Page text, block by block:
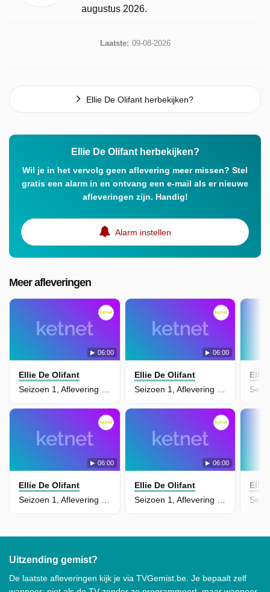
augustus 2026.
Laatste: 09-08-2026
Ellie De Olifant herbekijken?
Ellie De Olifant herbekijken?
Wil je in het vervolg geen aflevering meer missen? Stel
gratis een alarm in en ontvang een e-mail als er nieuwe
afleveringen zijn. Handig!
Alarm instellen
Meer afleveringen
06:00
Ellie De Olifant
Seizoen 1, Aflevering 6 - Vliegeren
06:00
Ellie De Olifant
Seizoen 1, Aflevering 5 - Schilderen
06:00
Ellie De Olifant
06:00
Ellie De Olifant
Ellie
Ellie
Uitzending gemist?
De laatste afleveringen kijk je via TVGemist.be. Je bepaalt zelf